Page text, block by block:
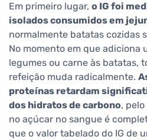
Em primeiro lugar, o IG foi
isolados consumidos em
normalmente batatas cozidas
No momento em que adiciona
legumes ou carne às batatas,
refeição muda radicalmente.
proteínas retardam
dos hidratos de carbono,
no açúcar no sangue é
que o valor tabelado do IG de